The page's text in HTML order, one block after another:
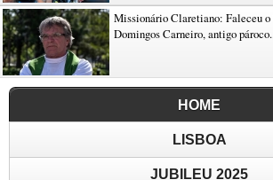
Missionário Claretiano: Faleceu o
Domingos Carneiro, antigo
HOME
LISBOA
JUBILEU 2025